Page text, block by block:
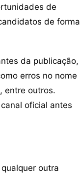
de
de forma
da publicação,
erros no nome
entre outros.
oficial antes
outra